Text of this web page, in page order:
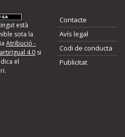
millores o
proposar alguna millora, ompliu els
o l'error del qual voleu informar-
*
està
sota la
Atribució -
4.0 si
el
Contacte
Avís legal
Codi de conducta
Publicitat